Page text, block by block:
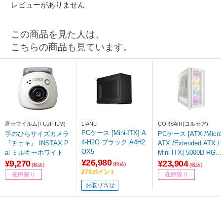
レビューがありません
この商品を見た人は、
こちらの商品も見ています。
富士フイルム(FUJIFILM)
手のひらサイズカメラ
『チェキ』 INSTAX P
al ミルキーホワイト
¥9,270 (税込)
在庫限り
LIANLI
PCケース [Mini-ITX] A
4-H2O ブラック A4H2
OX5
¥26,980 (税込)
270ポイント
お取り寄せ
CORSAIR(コルセア)
PCケース [ATX /
ATX /Extended ATX /
Mini-ITX] 5000D RGB
AIRFLOW TURE WHI
TE ホワイト CC-
43-WW
¥23,904 (税込)
在庫限り